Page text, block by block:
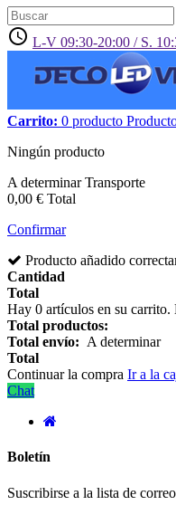
access_time L-V 09:30-20:00 / S.
Carrito: 0 producto
Ningún producto
A determinarTransporte
0,00 € Total
Confirmar
Producto añadido
Cantidad
Total
Hay 0 artículos en su carrito.
Total productos:
Total envío: A determinar
Total
Continuar la compra Ir a la
Chat
Boletín
Suscribirse a la lista de